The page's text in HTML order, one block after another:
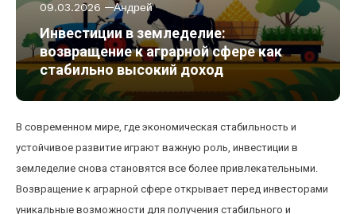
09.03.2026 Андрей
Инвестиции в земледелие:
возвращение к аграрной сфере как
стабильно высокий доход
В современном мире, где экономическая стабильность и
устойчивое развитие играют важную роль, инвестиции в
земледелие снова становятся все более привлекательными.
Возвращение к аграрной сфере открывает перед инвесторами
уникальные возможности для получения стабильного и